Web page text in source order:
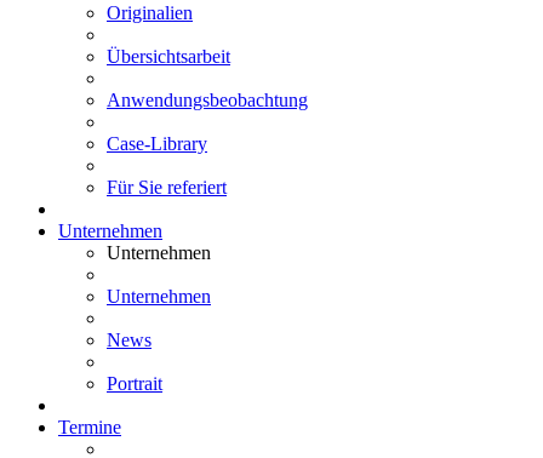
Originalien
Übersichtsarbeit
Anwendungsbeobachtung
Case-Library
Für Sie referiert
Unternehmen
Unternehmen
Unternehmen
News
Portrait
Termine